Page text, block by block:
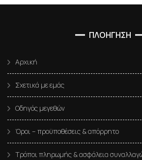
ΠΛΟΗΓΗΣΗ
Αρχική
Σχετικά με εμάς
Οδηγός μεγεθών
Όροι – προϋποθέσεις & απόρρητο
Τρόποι πληρωμής & ασφάλεια